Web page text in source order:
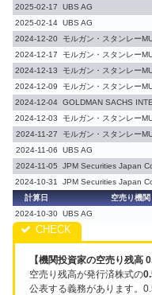
2025-02-17 UBS AG
2025-02-14 UBS AG
2024-12-20 モルガン・スタンレー
2024-12-17 モルガン・スタンレー
2024-12-13
モルガン・スタンレー
2024-12-09
モルガン・スタンレー
2024-12-04 GOLDMAN SACHS
2024-12-03 モルガン・スタンレー
2024-11-27
モルガン・スタンレー
2024-11-06
UBS AG
2024-11-05 JPM Securities Japan
2024-10-31 JPM Securities Japan
計算日
空売り機関
2024-10-30 UBS AG
【機関投資家の空売り残高
空売り残高が発行済株式の
公表する義務があります。